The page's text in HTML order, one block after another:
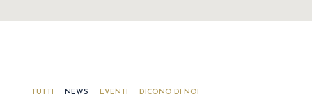
TUTTI NEWS EVENTI DICONO DI NOI